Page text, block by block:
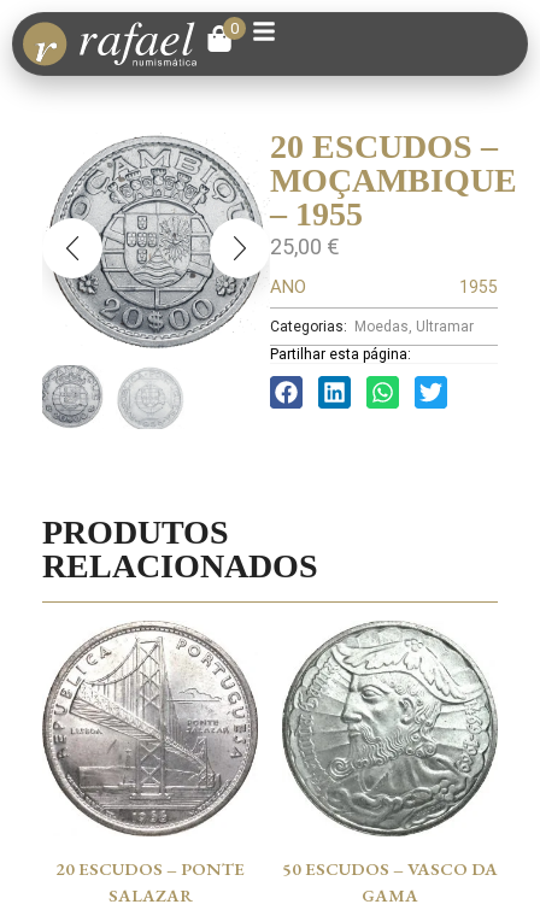
0
20 ESCUDOS –
MOÇAMBIQUE
– 1955
25,00 €
ANO 1955
Categorias: Moedas, Ultramar
Partilhar esta página:
PRODUTOS
RELACIONADOS
20 ESCUDOS – PONTE
SALAZAR
50 ESCUDOS – VASCO DA
GAMA